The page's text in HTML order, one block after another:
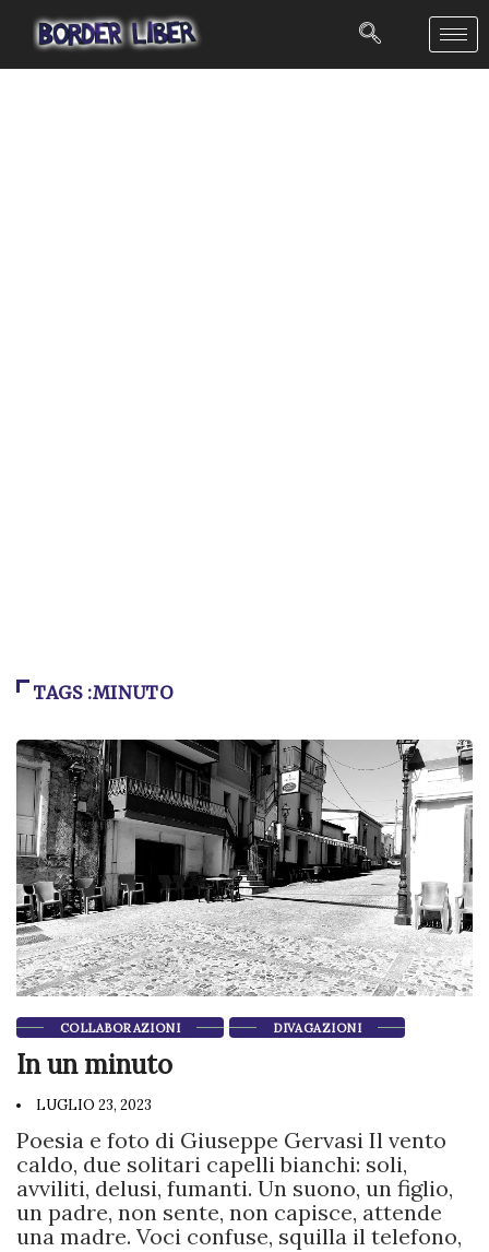
TAGS :MINUTO
COLLABORAZIONI DIVAGAZIONI
In un minuto
LUGLIO 23, 2023
Poesia e foto di Giuseppe Gervasi Il vento
caldo, due solitari capelli bianchi: soli,
avviliti, delusi, fumanti. Un suono, un figlio,
un padre, non sente, non capisce, attende
una madre. Voci confuse, squilla il telefono,